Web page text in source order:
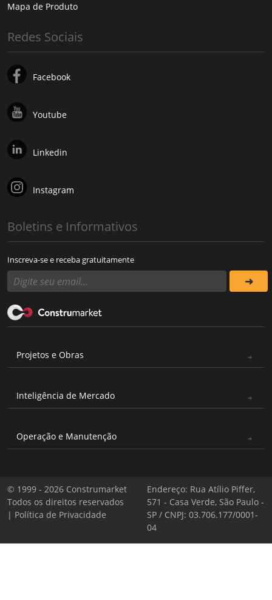
Mapa de Produto
Redes Sociais
Facebook
Youtube
Linkedin
Instagram
Boletins e Informativos
Inscreva-se e receba gratuitamente
Projetos e Obras
Inteligência de Mercado
Operação e Manutenção
© 1999 - 2026 Construmarket
Todos os direitos reservados
| Política de Privacidade
Endereço: Rua Atílio Piffer,
571 - Casa Verde, São Paulo -
SP / CNPJ: 03.706.177/0001-
04